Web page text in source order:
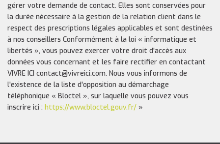
gérer votre demande de contact. Elles sont conservées pour
la durée nécessaire à la gestion de la relation client dans le
respect des prescriptions légales applicables et sont destinées
à nos conseillers Conformément à la loi « informatique et
libertés », vous pouvez exercer votre droit d'accès aux
données vous concernant et les faire rectifier en contactant
VIVRE ICI contact@vivreici.com. Nous vous informons de
l'existence de la liste d'opposition au démarchage
téléphonique « Bloctel », sur laquelle vous pouvez vous
inscrire ici : https://www.bloctel.gouv.fr/ »